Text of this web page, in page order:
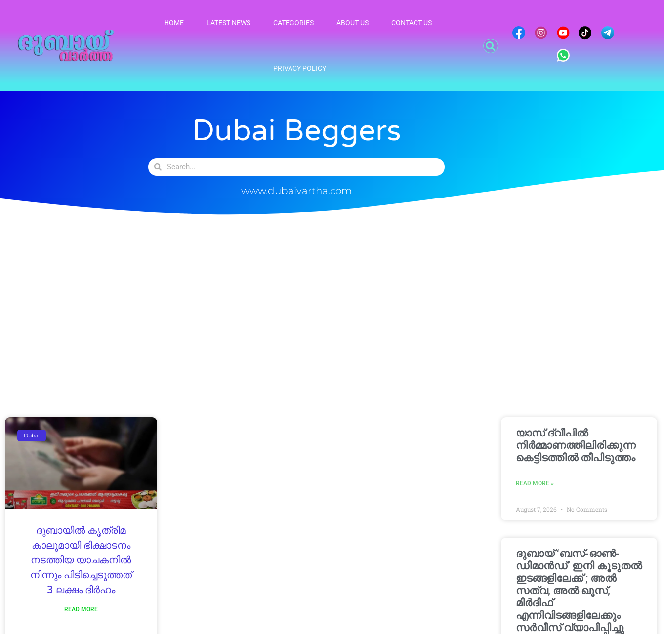
HOME LATEST NEWS CATEGORIES ABOUT US CONTACT US
PRIVACY POLICY
Dubai Beggers
www.dubaivartha.com
Dubai
ദുബായിൽ കൃത്രിമ
കാലുമായി ഭിക്ഷാടനം
നടത്തിയ യാചകനിൽ
നിന്നും പിടിച്ചെടുത്തത്
3 ലക്ഷം ദിർഹം
READ MORE
യാസ് ദ്വീപിൽ
നിർമ്മാണത്തിലിരിക്കുന്ന
കെട്ടിടത്തിൽ തീപിടുത്തം
READ MORE »
August 7, 2026 No Comments
ദുബായ് ‘ബസ്-ഓൺ-
ഡിമാൻഡ്’ ഇനി കൂടുതൽ
ഇടങ്ങളിലേക്ക് ; അൽ
സത്വ, അൽ ഖൂസ്,
മിർദിഫ്
എന്നിവിടങ്ങളിലേക്കും
സർവീസ് വ്യാപിപ്പിച്ചു